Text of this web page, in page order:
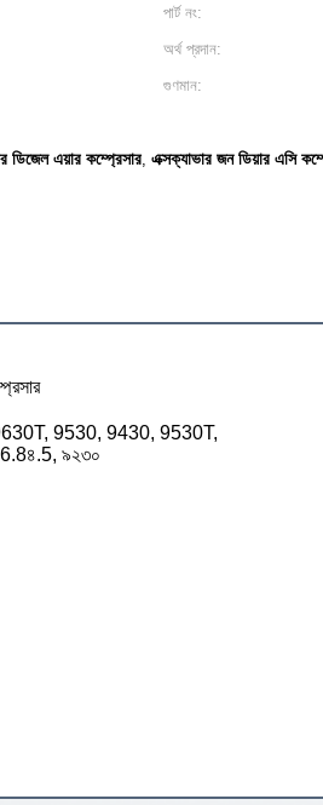
পার্ট নং:
অর্থ প্রদান:
গুণমান:
এয়ার কম্প্রেসার, এক্সক্যাভার জন ডিয়ার এসি
9530, 9430, 9530T,
৯২৩০